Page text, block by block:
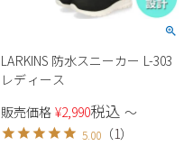
LARKINS 防水スニーカー L-303
レディース
販売価格 ¥2,990税込 〜
5.00 （1）